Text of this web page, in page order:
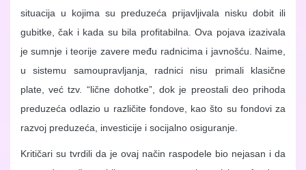
situacija u kojima su preduzeća prijavljivala nisku dobit ili
gubitke, čak i kada su bila profitabilna. Ova pojava izazivala
je sumnje i teorije zavere među radnicima i javnošću. Naime,
u sistemu samoupravljanja, radnici nisu primali klasične
plate, već tzv. “lične dohotke”, dok je preostali deo prihoda
preduzeća odlazio u različite fondove, kao što su fondovi za
razvoj preduzeća, investicije i socijalno osiguranje.
Kritičari su tvrdili da je ovaj način raspodele bio nejasan i da